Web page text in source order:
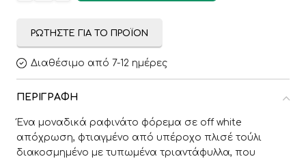
ΡΩΤΉΣΤΕ ΓΙΑ ΤΟ ΠΡΟΪΌΝ
Διαθέσιμο από 7-12 ημέρες
ΠΕΡΙΓΡΑΦΉ
Ένα μοναδικά ραφινάτο φόρεμα σε off white
απόχρωση, φτιαγμένο από υπέροχο πλισέ τούλι
διακοσμημένο με τυπωμένα τριαντάφυλλα, που